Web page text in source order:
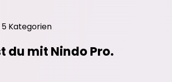
du mit Nindo Pro.